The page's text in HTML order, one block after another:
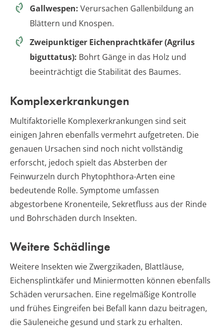
Gallwespen: Verursachen Gallenbildung an
Blättern und Knospen.
Zweipunktiger Eichenprachtkäfer (Agrilus
biguttatus): Bohrt Gänge in das Holz und
beeinträchtigt die Stabilität des Baumes.
Komplexerkrankungen
Multifaktorielle Komplexerkrankungen sind seit
einigen Jahren ebenfalls vermehrt aufgetreten. Die
genauen Ursachen sind noch nicht vollständig
erforscht, jedoch spielt das Absterben der
Feinwurzeln durch Phytophthora-Arten eine
bedeutende Rolle. Symptome umfassen
abgestorbene Kronenteile, Sekretfluss aus der Rinde
und Bohrschäden durch Insekten.
Weitere Schädlinge
Weitere Insekten wie Zwergzikaden, Blattläuse,
Eichensplintkäfer und Miniermotten können ebenfalls
Schäden verursachen. Eine regelmäßige Kontrolle
und frühes Eingreifen bei Befall kann dazu beitragen,
die Säuleneiche gesund und stark zu erhalten.